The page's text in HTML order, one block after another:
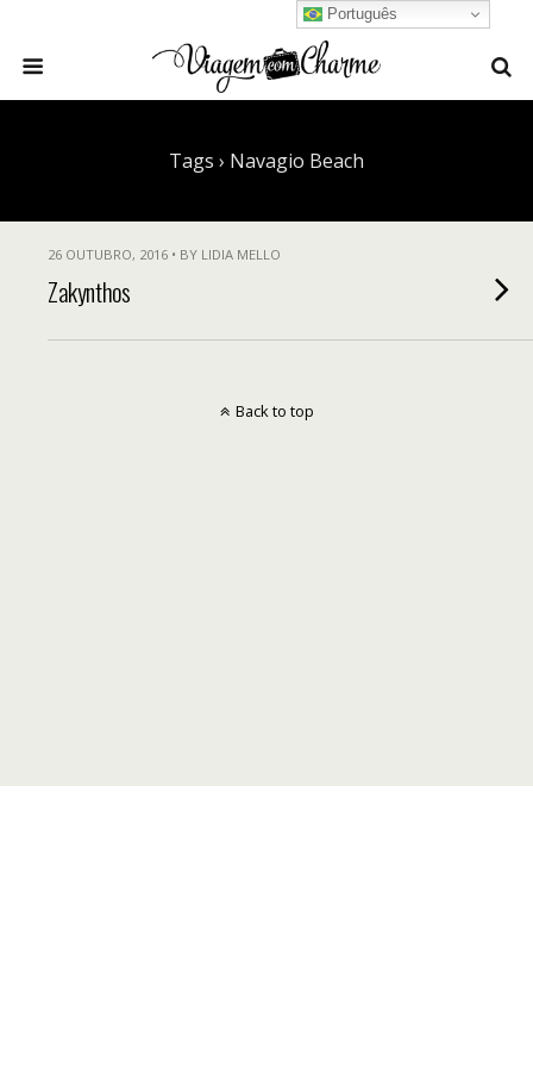
Tags › Navagio Beach
26 OUTUBRO, 2016 • BY LIDIA MELLO
Zakynthos
Português
Back to top